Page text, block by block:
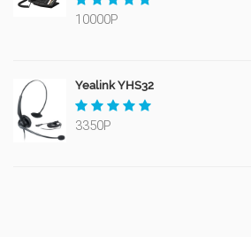
10000Р
Yealink YHS32
3350Р